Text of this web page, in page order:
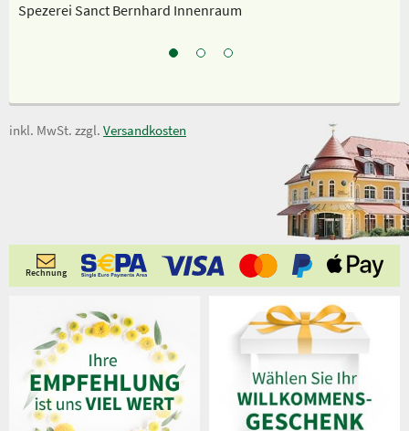
Spezerei Sanct Bernhard Innenraum
inkl. MwSt. zzgl. Versandkosten
Rechnung